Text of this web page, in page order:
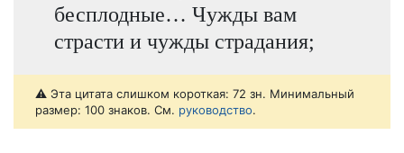
бесплодные… Чужды вам
страсти и чужды страдания;
⚠️ Эта цитата слишком короткая: 72 зн. Минимальный
размер: 100 знаков. См. руководство.